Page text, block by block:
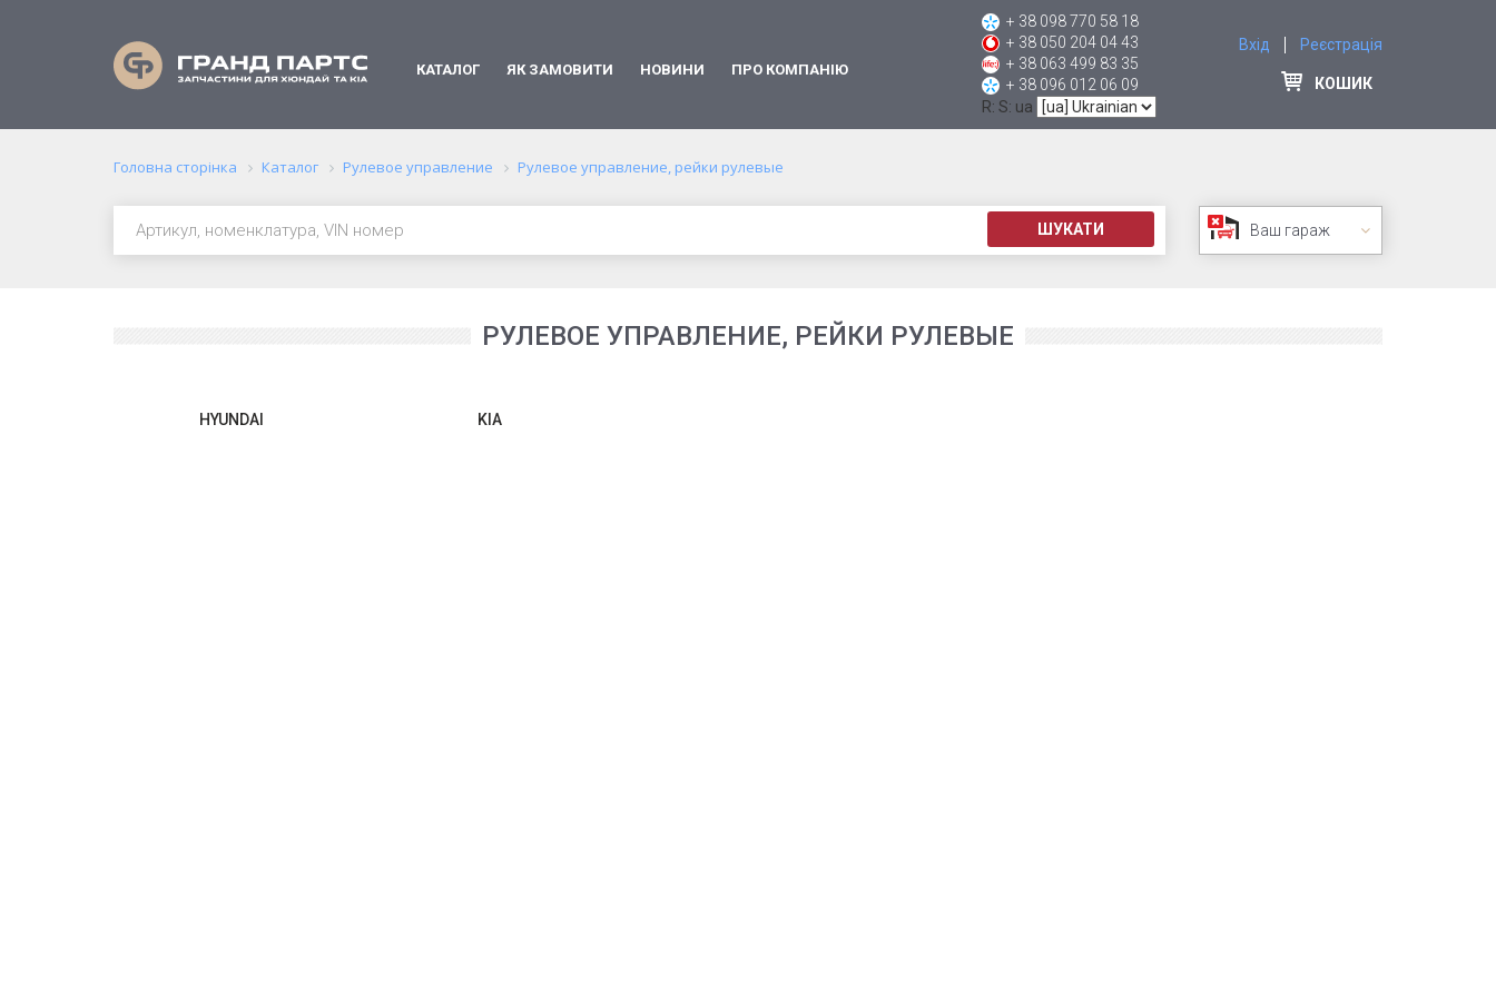
КАТАЛОГ ЯК ЗАМОВИТИ НОВИНИ ПРО КОМПАНІЮ
+ 38 098 770 58 18
+ 38 050 204 04 43
+ 38 063 499 83 35
+ 38 096 012 06 09
R: S: ua
Вхід Реєстрація
КОШИК
Головна сторінка Каталог Рулевое управление Рулевое управление, рейки рулевые
ШУКАТИ Ваш гараж
РУЛЕВОЕ УПРАВЛЕНИЕ, РЕЙКИ РУЛЕВЫЕ
HYUNDAI KIA